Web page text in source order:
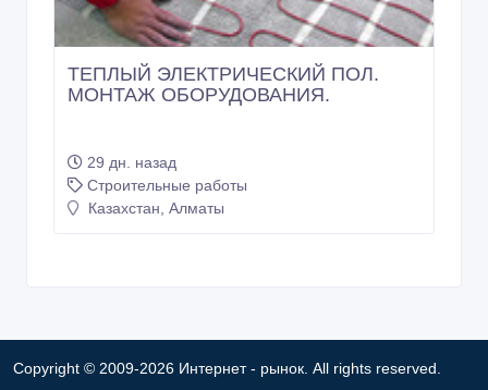
ТЕПЛЫЙ ЭЛЕКТРИЧЕСКИЙ ПОЛ.
МОНТАЖ ОБОРУДОВАНИЯ.
29 дн. назад
Строительные работы
Казахстан, Алматы
Copyright © 2009-2026 Интернет - рынок. All rights reserved.